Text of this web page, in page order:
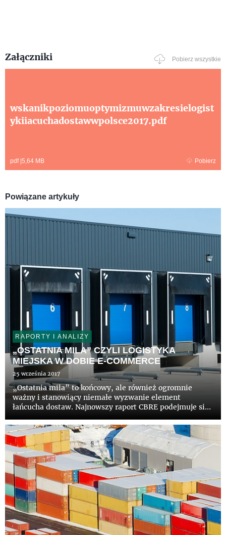
Załączniki Pobierz wszystkie
wskanikpoziomuoptymizmuwzakresielogist
ykiiacuchadostawwpolsce2017.pdf
pdf| 5,64 MB Pobierz
Powiązane artykuły
RAPORTY I ANALIZY
„OSTATNIA MILA” CZYLI LOGISTYKA
MIEJSKA W DOBIE E-COMMERCE
25 września 2017
„Ostatnia mila” to końcowy, ale również ogromnie
ważny i stanowiący niemałe wyzwanie element
łańcucha dostaw. Najnowszy raport CBRE podejmuje się
na światową skalę, przygląda się wynikającym z tego
implikacjom dla r...